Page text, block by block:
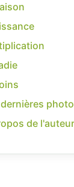
de l'auteur